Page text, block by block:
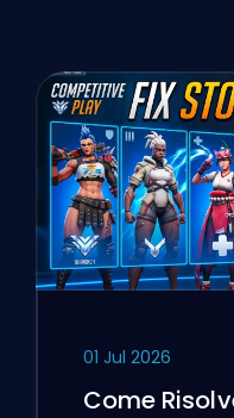
01 Jul 2026
Come